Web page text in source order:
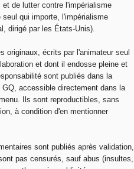
et de lutter contre l'impérialisme
seul qui importe, l'impérialisme
dirigé par les États-Unis).
originaux, écrits par l'animateur seul
et dont il endosse pleine et
sont publiés dans la
GQ, accessible directement dans la
Ils sont reproductibles, sans
à condition d'en mentionner
sont publiés après validation,
pas censurés, sauf abus (insultes,